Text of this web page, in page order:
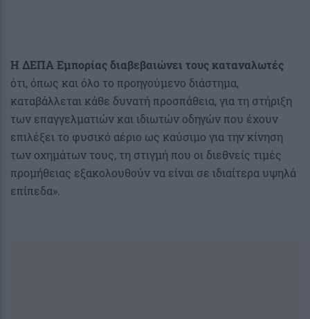
Η ∆ΕΠΑ Εμπορίας διαβεβαιώνει τους καταναλωτές
ότι, όπως και όλο το προηγούμενο διάστημα,
καταβάλλεται κάθε δυνατή προσπάθεια, για τη στήριξη
των επαγγελματιών και ιδιωτών οδηγών που έχουν
επιλέξει το φυσικό αέριο ως καύσιμο για την κίνηση
των οχημάτων τους, τη στιγμή που οι διεθνείς τιμές
προμήθειας εξακολουθούν να είναι σε ιδιαίτερα υψηλά
επίπεδα».